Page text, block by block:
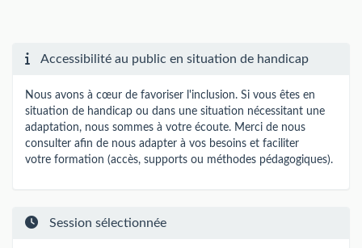
Accessibilité au public en situation de handicap
Nous avons à cœur de favoriser l'inclusion. Si vous êtes en
situation de handicap ou dans une situation nécessitant une
adaptation, nous sommes à votre écoute. Merci de nous
consulter afin de nous adapter à vos besoins et faciliter
votre formation (accès, supports ou méthodes pédagogiques).
Session sélectionnée